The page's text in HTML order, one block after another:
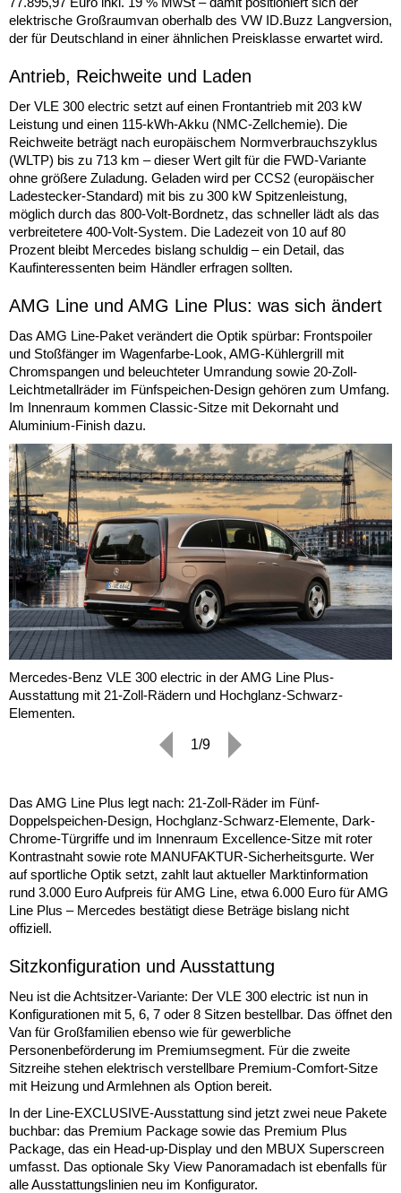
elektrische Großraumvan oberhalb des VW ID.Buzz Langversion,
der für Deutschland in einer ähnlichen Preisklasse erwartet wird.
Antrieb, Reichweite und Laden
Der VLE 300 electric setzt auf einen Frontantrieb mit 203 kW
Leistung und einen 115-kWh-Akku (NMC-Zellchemie). Die
Reichweite beträgt nach europäischem Normverbrauchszyklus
(WLTP) bis zu 713 km – dieser Wert gilt für die FWD-Variante
ohne größere Zuladung. Geladen wird per CCS2 (europäischer
Ladestecker-Standard) mit bis zu 300 kW Spitzenleistung,
möglich durch das 800-Volt-Bordnetz, das schneller lädt als das
verbreitetere 400-Volt-System. Die Ladezeit von 10 auf 80
Prozent bleibt Mercedes bislang schuldig – ein Detail, das
Kaufinteressenten beim Händler erfragen sollten.
AMG Line und AMG Line Plus: was sich ändert
Das AMG Line-Paket verändert die Optik spürbar: Frontspoiler
und Stoßfänger im Wagenfarbe-Look, AMG-Kühlergrill mit
Chromspangen und beleuchteter Umrandung sowie 20-Zoll-
Leichtmetallräder im Fünfspeichen-Design gehören zum Umfang.
Im Innenraum kommen Classic-Sitze mit Dekornaht und
Aluminium-Finish dazu.
Mercedes-Benz VLE 300 electric in der AMG Line Plus-
Ausstattung mit 21-Zoll-Rädern und Hochglanz-Schwarz-
Elementen.
1/9
Das AMG Line Plus legt nach: 21-Zoll-Räder im Fünf-
Doppelspeichen-Design, Hochglanz-Schwarz-Elemente, Dark-
Chrome-Türgriffe und im Innenraum Excellence-Sitze mit roter
Kontrastnaht sowie rote MANUFAKTUR-Sicherheitsgurte. Wer
auf sportliche Optik setzt, zahlt laut aktueller Marktinformation
rund 3.000 Euro Aufpreis für AMG Line, etwa 6.000 Euro für AMG
Line Plus – Mercedes bestätigt diese Beträge bislang nicht
offiziell.
Sitzkonfiguration und Ausstattung
Neu ist die Achtsitzer-Variante: Der VLE 300 electric ist nun in
Konfigurationen mit 5, 6, 7 oder 8 Sitzen bestellbar. Das öffnet den
Van für Großfamilien ebenso wie für gewerbliche
Personenbeförderung im Premiumsegment. Für die zweite
Sitzreihe stehen elektrisch verstellbare Premium-Comfort-Sitze
mit Heizung und Armlehnen als Option bereit.
In der Line-EXCLUSIVE-Ausstattung sind jetzt zwei neue Pakete
buchbar: das Premium Package sowie das Premium Plus
Package, das ein Head-up-Display und den MBUX Superscreen
umfasst. Das optionale Sky View Panoramadach ist ebenfalls für
alle Ausstattungslinien neu im Konfigurator.